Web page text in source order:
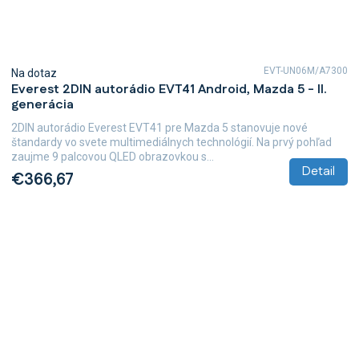
Everest 2DIN autorádio EVT41 Android, Mazda 5 - II.
generácia
Na dotaz
€366,67 Detail
2DIN autorádio Everest EVT41 pre Mazda 5 stanovuje nové
štandardy vo svete multimediálnych technológií. Na prvý pohľad
zaujme 9 palcovou QLED obrazovkou s...
EVT-UN06M/A7300